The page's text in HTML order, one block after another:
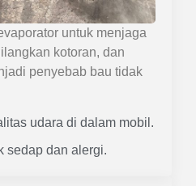
untuk menjaga
kotoran, dan
penyebab bau tidak
udara di dalam mobil.
sedap dan alergi.